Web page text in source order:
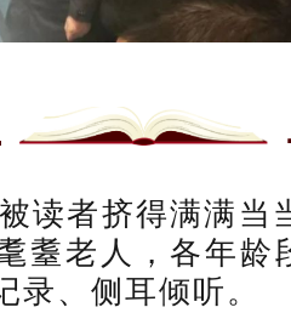
读者挤得满满当
耋老人，各年龄
、侧耳倾听。